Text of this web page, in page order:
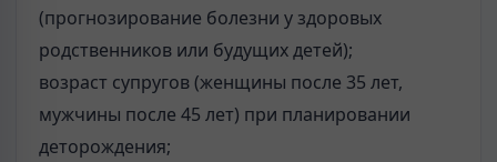
(прогнозирование болезни у здоровых
родственников или будущих детей);
возраст супругов (женщины после 35 лет,
мужчины после 45 лет) при планировании
деторождения;